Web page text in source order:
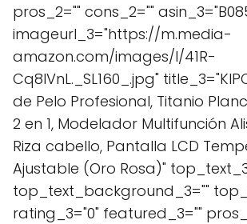
pros_2="" cons_2=""
imageurl_3="https://m.media-
amazon.com/images/I/41R-
Cq8IVnL._SL160_.jpg"
de Pelo Profesional, Titanio
2 en 1, Modelador Multifunción
Riza cabello, Pantalla LCD
Ajustable (Oro Rosa)"
top_text_background_3=""
rating_3="0" featured_3=""